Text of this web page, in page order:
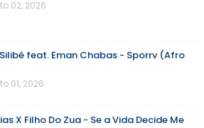
02, 2026
Silibé feat. Eman Chabas - Sporrv (Afro
01, 2026
X Filho Do Zua - Se a Vida Decide Me